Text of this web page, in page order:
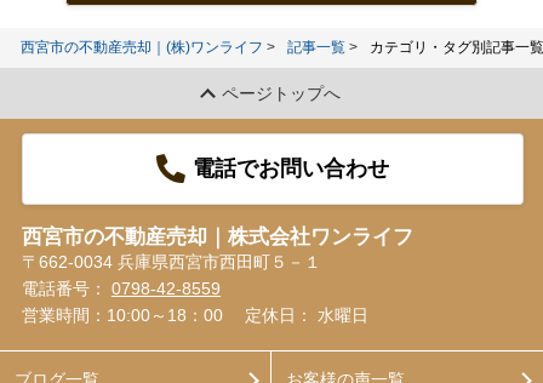
西宮市の不動産売却｜(株)ワンライフ 記事一覧 カテゴリ・タグ別記事一
ページトップへ
電話でお問い合わせ
西宮市の不動産売却｜株式会社ワンライフ
〒662-0034 兵庫県西宮市西田町５－１
電話番号： 0798-42-8559
営業時間：10:00～18：00
定休日： 水曜日
ブログ一覧 お客様の声一覧